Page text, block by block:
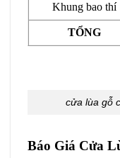
Khung bao thí
TỔNG
cửa lùa gỗ
Báo Giá Cửa